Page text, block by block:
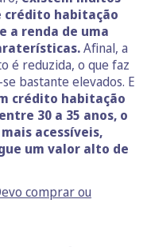
crédito habitação
a renda de uma
Afinal, a
é reduzida, o que faz
bastante elevados. E
crédito habitação
30 a 35 anos, o
acessíveis,
um valor alto de
comprar ou